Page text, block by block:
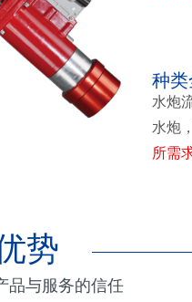
种
水炮
水炮
所需
势
品与服务的信任